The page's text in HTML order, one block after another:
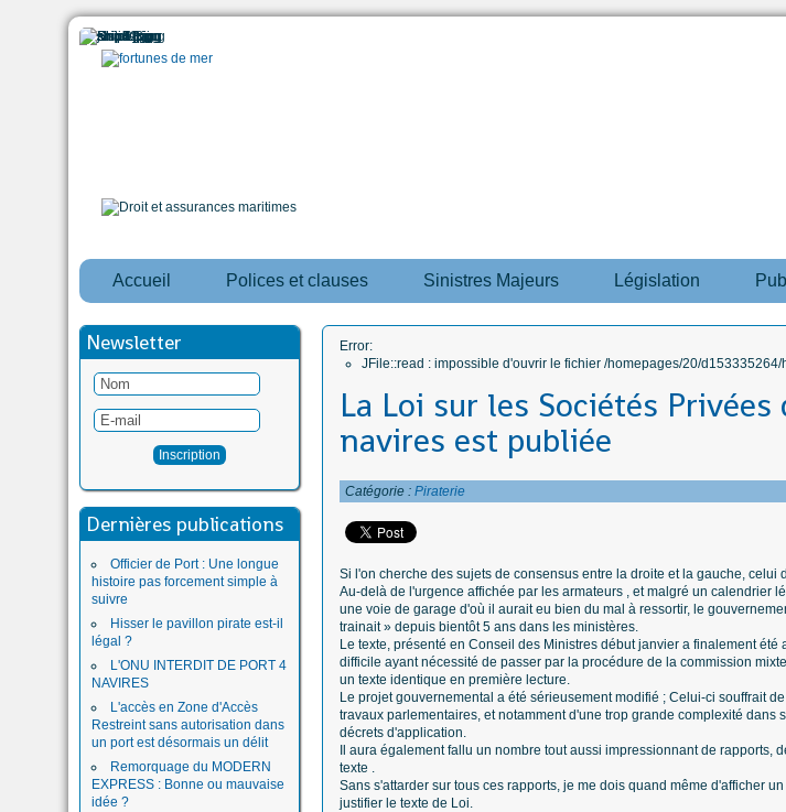
Accueil Polices et clauses Sinistres Majeurs Législation
Newsletter
Dernières publications
Officier de Port : Une longue
histoire pas forcement simple à
suivre
Hisser le pavillon pirate est-il
légal ?
L'ONU INTERDIT DE PORT 4
NAVIRES
L'accès en Zone d'Accès
Restreint sans autorisation dans
un port est désormais un délit
Remorquage du MODERN
EXPRESS : Bonne ou mauvaise
idée ?
Error:
JFile::read : impossible d'ouvrir le fichier /homepages/20/
La Loi sur les Sociétés
navires est publiée
Catégorie : Piraterie
Si l'on cherche des sujets de consensus entre la droite et la gauche,
Au-delà de l'urgence affichée par les armateurs , et malgré un calendrier
une voie de garage d'où il aurait eu bien du mal à ressortir, le
trainait » depuis bientôt 5 ans dans les ministères.
Le texte, présenté en Conseil des Ministres début janvier a finalement
difficile ayant nécessité de passer par la procédure de la commission
un texte identique en première lecture.
Le projet gouvernemental a été sérieusement modifié ; Celui-ci souffrait
travaux parlementaires, et notamment d'une trop grande complexité
décrets d'application.
Il aura également fallu un nombre tout aussi impressionnant de
texte .
Sans s'attarder sur tous ces rapports, je me dois quand même d'afficher
justifier le texte de Loi.